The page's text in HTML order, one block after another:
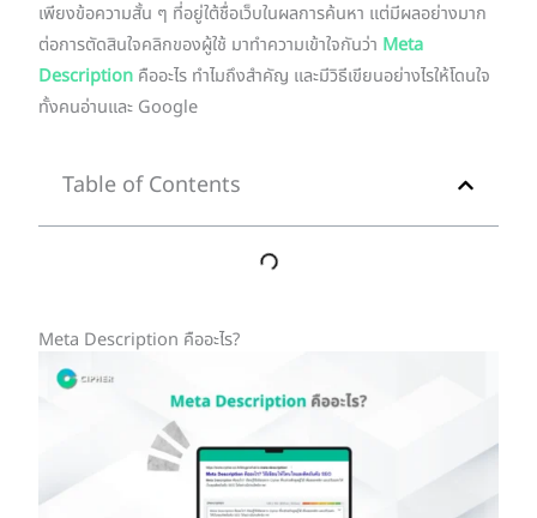
เพียงข้อความสั้น ๆ ที่อยู่ใต้ชื่อเว็บในผลการค้นหา แต่มีผลอย่างมาก
ต่อการตัดสินใจคลิกของผู้ใช้ มาทำความเข้าใจกันว่า Meta
Description คืออะไร ทำไมถึงสำคัญ และมีวิธีเขียนอย่างไรให้โดนใจ
ทั้งคนอ่านและ Google
Table of Contents
Meta Description คืออะไร?